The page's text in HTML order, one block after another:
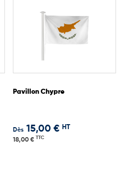
Pavillon Chypre
Dès 15,00 € HT
18,00 € TTC